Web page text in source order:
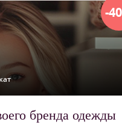
-
бренда одежды